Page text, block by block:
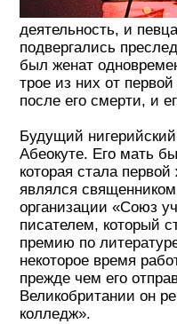
деятельность, и
подвергались
был женат
трое из них от
после его смерти, и
Будущий
Абеокуте. Его мать
которая стала
являлся
организации «Союз
писателем, который
премию по
некоторое время
прежде чем его
Великобритании он
колледж».